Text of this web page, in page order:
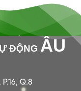
ĐỘNG ÂU
Q.8